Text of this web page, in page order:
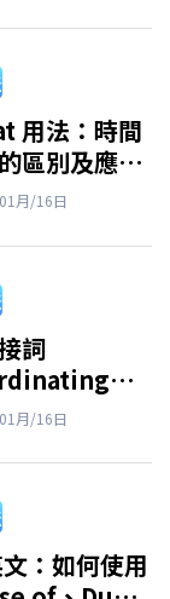
用法：時間
區別及應用
月/16日
詞
最
用法說明
月/16日
：如何使用